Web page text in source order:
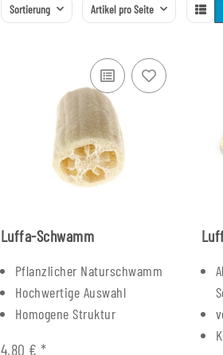
Sortierung Artikel pro Seite
Luffa-Schwamm
Pflanzlicher Naturschwamm
Hochwertige Auswahl
Homogene Struktur
4,80 €*